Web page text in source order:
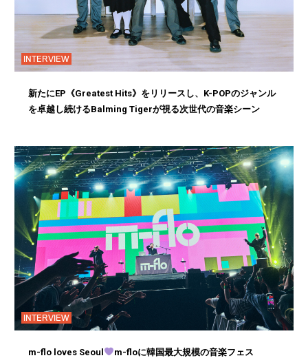
INTERVIEW
新たにEP《Greatest Hits》をリリースし、K-POPのジャンル
を卓越し続けるBalming Tigerが視る次世代の音楽シーン
INTERVIEW
m-flo loves Seoul
m-floに韓国最大規模の音楽フェス